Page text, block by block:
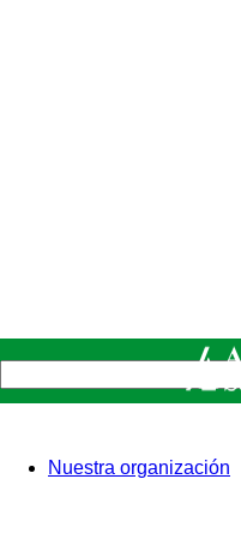
Nuestra organización